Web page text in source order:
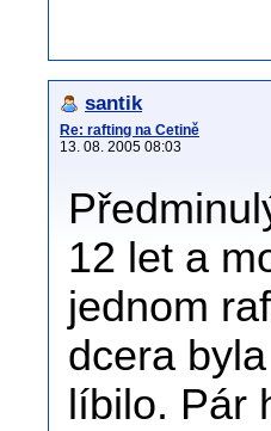
santik
Re: rafting na Cetině
13. 08. 2005 08:03
12 let a
jednom
dcera
líbilo. Pár